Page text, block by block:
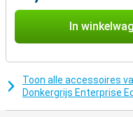
uitstekende connectiviteit.
snelle downloads, stabiel
via WiFi 6E profiteer je van
Galaxy A37 5G is
software- en
updates en 6 jaar
In
Toon alle accessoires
Donkergrijs Enterprise